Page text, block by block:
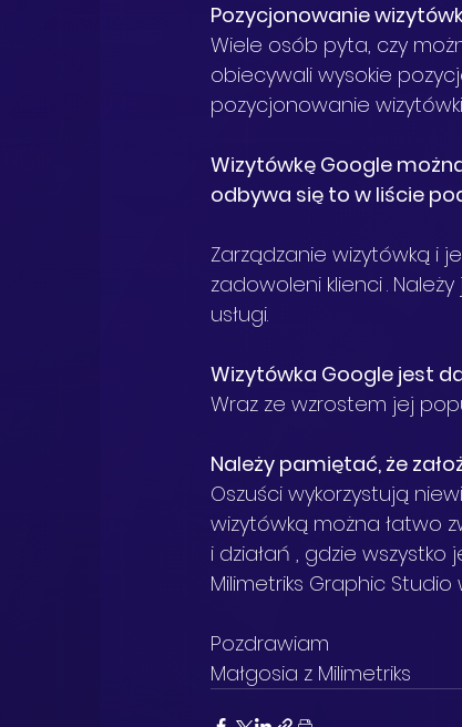
Pozycjonowanie
Wiele osób pyta, czy
obiecywali wysokie
pozycjonowanie
Wizytówkę Google
odbywa się to w liście
Zarządzanie wizytówką i
zadowoleni klienci.
usługi.
Wizytówka Google jest
Wraz ze wzrostem jej
Należy pamiętać, że
Oszuści wykorzystują
wizytówką można łatwo
i działań , gdzie
Milimetriks Graphic
Pozdrawiam
Małgosia z Milimetriks